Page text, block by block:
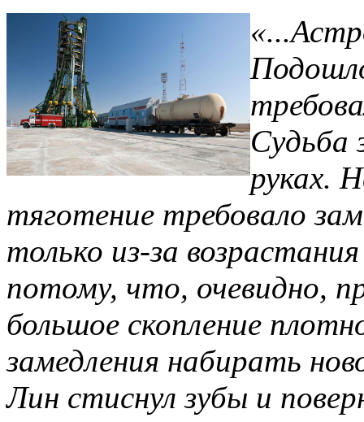
Судьба
руках.
тяготение требовало
только из-за
потому, что, очевидно,
большое скопление
замедления набирать
Лин стиснул зубы и